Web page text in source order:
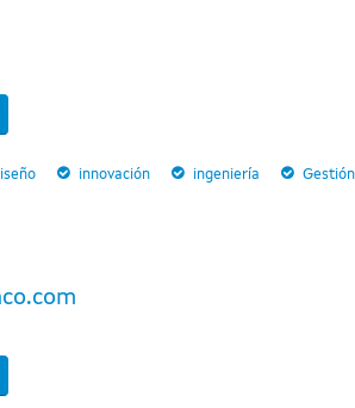
innovación ingeniería